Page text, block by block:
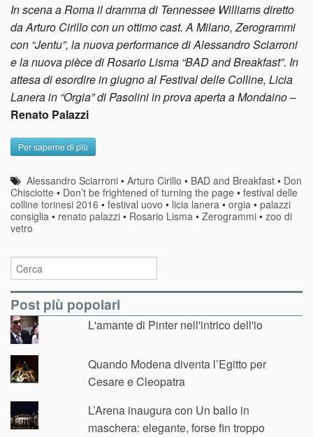
In scena a Roma il dramma di Tennessee Williams diretto
da Arturo Cirillo con un ottimo cast. A Milano, Zerogrammi
con “Jentu”, la nuova performance di Alessandro Sciarroni
e la nuova pièce di Rosario Lisma “BAD and Breakfast”. In
attesa di esordire in giugno al Festival delle Colline, Licia
Lanera in “Orgia” di Pasolini in prova aperta a Mondaino–
Renato Palazzi
Per saperne di più
Alessandro Sciarroni •Arturo Cirillo • BAD and Breakfast • Don
Chisciotte • Don’t be frightened of turning the page • festival delle
colline torinesi 2016 • festival uovo • licia lanera • orgia • palazzi
consiglia • renato palazzi • Rosario Lisma • Zerogrammi • zoo di
vetro
Post più popolari
L'amante di Pinter nell'intrico dell'io
Quando Modena diventa l’Egitto per
Cesare e Cleopatra
L’Arena inaugura con Un ballo in
maschera: elegante, forse fin troppo